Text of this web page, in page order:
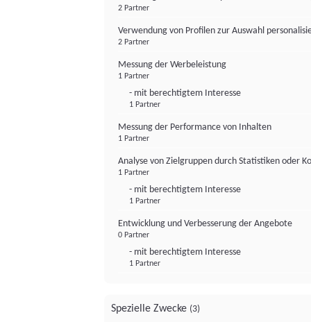
2 Partner
Verwendung von Profilen zur Auswahl
2 Partner
Messung der Werbeleistung
1 Partner
- mit berechtigtem Interesse
1 Partner
Messung der Performance von Inhalten
1 Partner
Analyse von Zielgruppen durch Statistiken oder
1 Partner
- mit berechtigtem Interesse
1 Partner
Entwicklung und Verbesserung der Angebote
0 Partner
- mit berechtigtem Interesse
1 Partner
Spezielle Zwecke (3)